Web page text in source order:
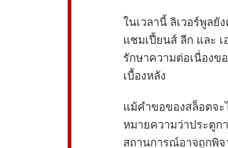
ในเวลานี้ ลิเวอร์พูลยั
แชมเปี้ยนส์ ลีก และ
รักษาความต่อเนื่องข
เบื้องหลัง
แม้คำขอของสล็อตจ
หมายความว่าประตูก
สถานการณ์อาจถูกพิ